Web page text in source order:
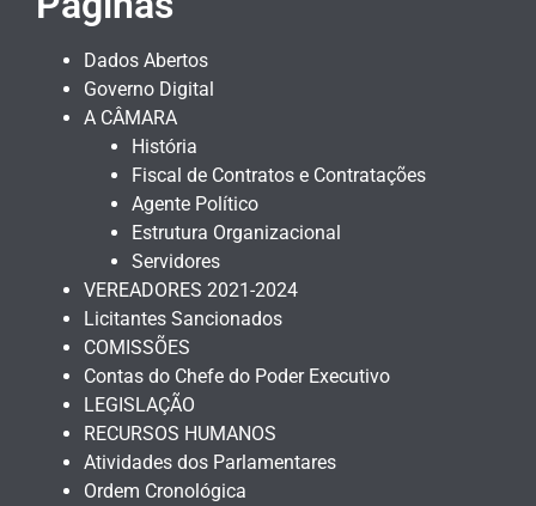
Dados Abertos
Governo Digital
A CÂMARA
História
Fiscal de Contratos e Contratações
Agente Político
Estrutura Organizacional
Servidores
VEREADORES 2021-2024
Licitantes Sancionados
COMISSÕES
Contas do Chefe do Poder Executivo
LEGISLAÇÃO
RECURSOS HUMANOS
Atividades dos Parlamentares
Ordem Cronológica